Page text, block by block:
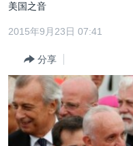
内
容
到
航
跳
最新国际新闻
印太
中东
欧洲
分类新闻
经济·金融·贸易
人权·法律·宗教
科教·文娱·体健
美中关系
热点专题
白宫要闻
VOA视频
美国之音
2015年9月23日 07:41
分享